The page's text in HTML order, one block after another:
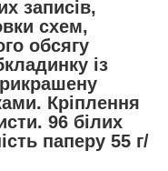
записів,
схем,
обсягу
із
Кріплення
96 білих
паперу 55 г/